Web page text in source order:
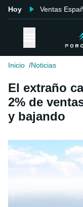
Hoy Ventas
Inicio Noticias
El extraño
2% de
y bajando